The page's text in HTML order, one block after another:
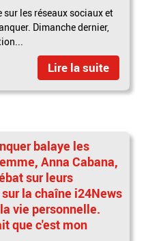
sur les réseaux sociaux et
Dimanche dernier,
Lire la suite
balaye les
Anna Cabana,
sur leurs
la chaîne i24News
vie personnelle.
que c'est mon